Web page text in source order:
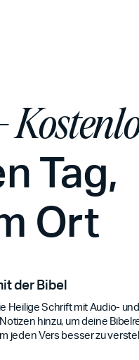
Tag,
Ort
der Bibel
Heilige Schrift mit Audio-
hinzu, um deine
jeden Vers besser zu